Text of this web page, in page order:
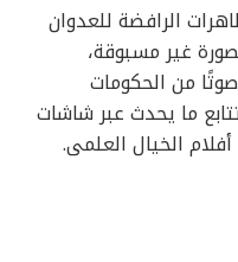
الرافضة للعدوان
غير مسبوقة،
من الحكومات
ما يحدث عبر شاشات
الخيال العلمى.